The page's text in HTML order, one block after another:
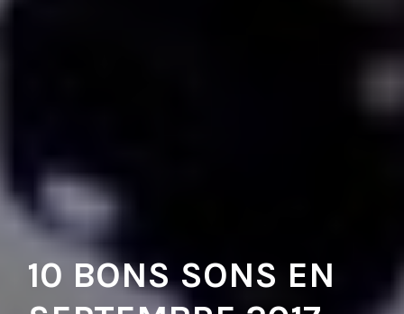
10 BONS SONS EN